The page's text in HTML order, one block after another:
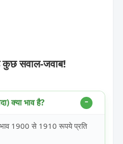
सवाल-जवाब!
क्या भाव है?
1900 से 1910 रूपये प्रति